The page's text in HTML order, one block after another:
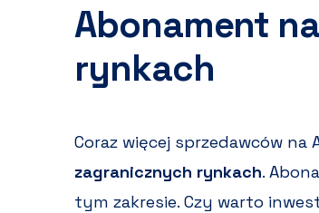
Abonament
rynkach
Coraz więcej sprzedawców
zagranicznych rynkach.
tym zakresie. Czy warto